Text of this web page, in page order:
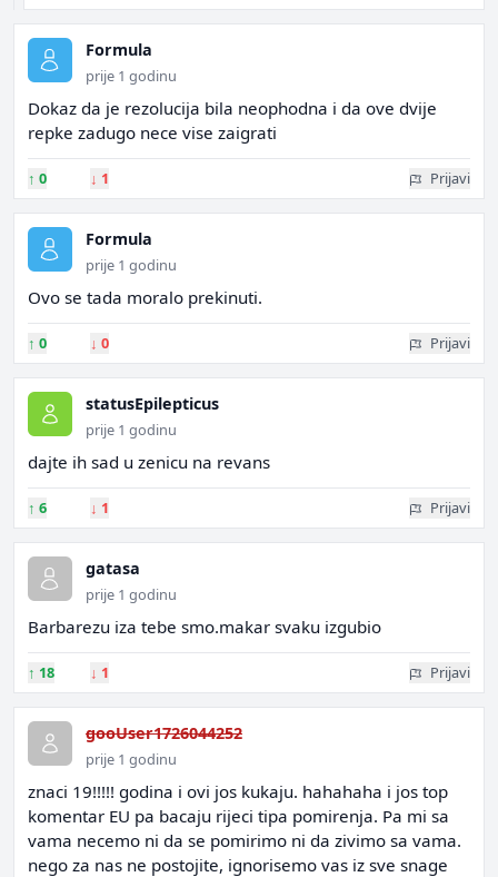
Formula
prije 1 godinu
Dokaz da je rezolucija bila neophodna i da ove dvije
repke zadugo nece vise zaigrati
↑ 0 ↓ 1 Prijavi
Formula
prije 1 godinu
Ovo se tada moralo prekinuti.
↑ 0 ↓ 0 Prijavi
statusEpilepticus
prije 1 godinu
dajte ih sad u zenicu na revans
↑ 6 ↓ 1 Prijavi
gatasa
prije 1 godinu
Barbarezu iza tebe smo.makar svaku izgubio
↑ 18 ↓ 1 Prijavi
gooUser1726044252
prije 1 godinu
znaci 19!!!!! godina i ovi jos kukaju. hahahaha i jos top
komentar EU pa bacaju rijeci tipa pomirenja. Pa mi sa
vama necemo ni da se pomirimo ni da zivimo sa vama.
nego za nas ne postojite, ignorisemo vas iz sve snage